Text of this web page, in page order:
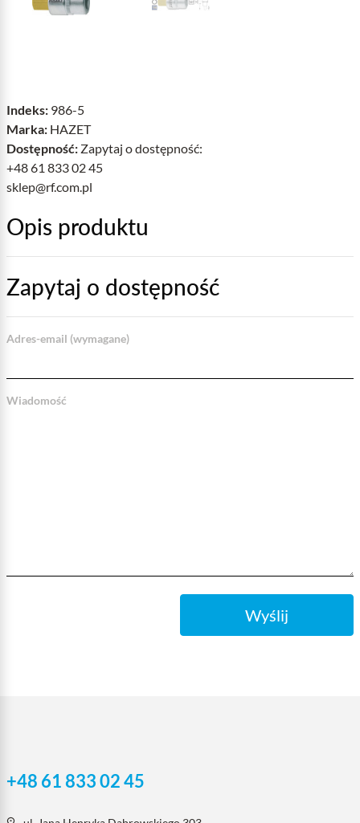
Indeks: 986-5
Marka: HAZET
Dostępność: Zapytaj o dostępność:
+48 61 833 02 45
sklep@rf.com.pl
Opis produktu
Zapytaj o dostępność
Adres-email (wymagane)
Wiadomość
Wyślij
+48 61 833 02 45